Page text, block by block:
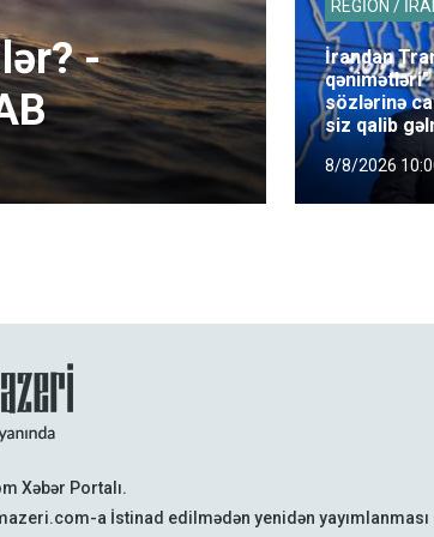
-
REGİON /
İrandan
qənimətləri"
sözlərinə
siz qalib
8/8/2026
Xəbər Portalı.
a İstinad edilmədən yenidən yayımlanması